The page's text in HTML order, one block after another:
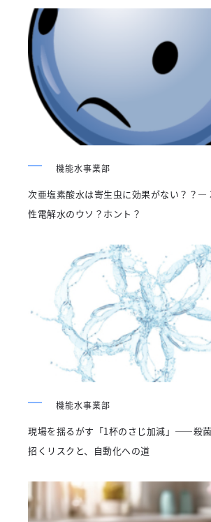
機能水事業部
次亜塩素酸水は寄生虫に効果がない？？―
性電解水のウソ？ホント？
機能水事業部
現場を揺るがす「1杯のさじ加減」――殺
招くリスクと、自動化への道